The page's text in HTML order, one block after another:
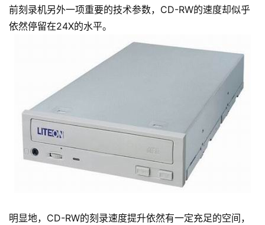
前刻录机另外一项重要的技术参数，CD-RW的速度却似乎
依然停留在24X的水平。
明显地，CD-RW的刻录速度提升依然有一定充足的空间，